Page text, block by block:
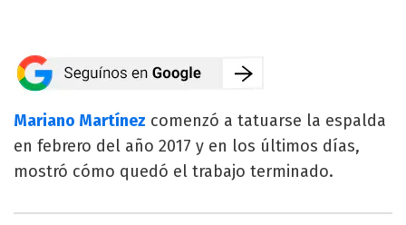
Mariano Martínez comenzó a tatuarse la espalda
en febrero del año 2017 y en los últimos días,
mostró cómo quedó el trabajo terminado.